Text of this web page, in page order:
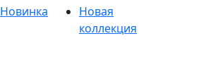
Новинка
Новая
коллекция